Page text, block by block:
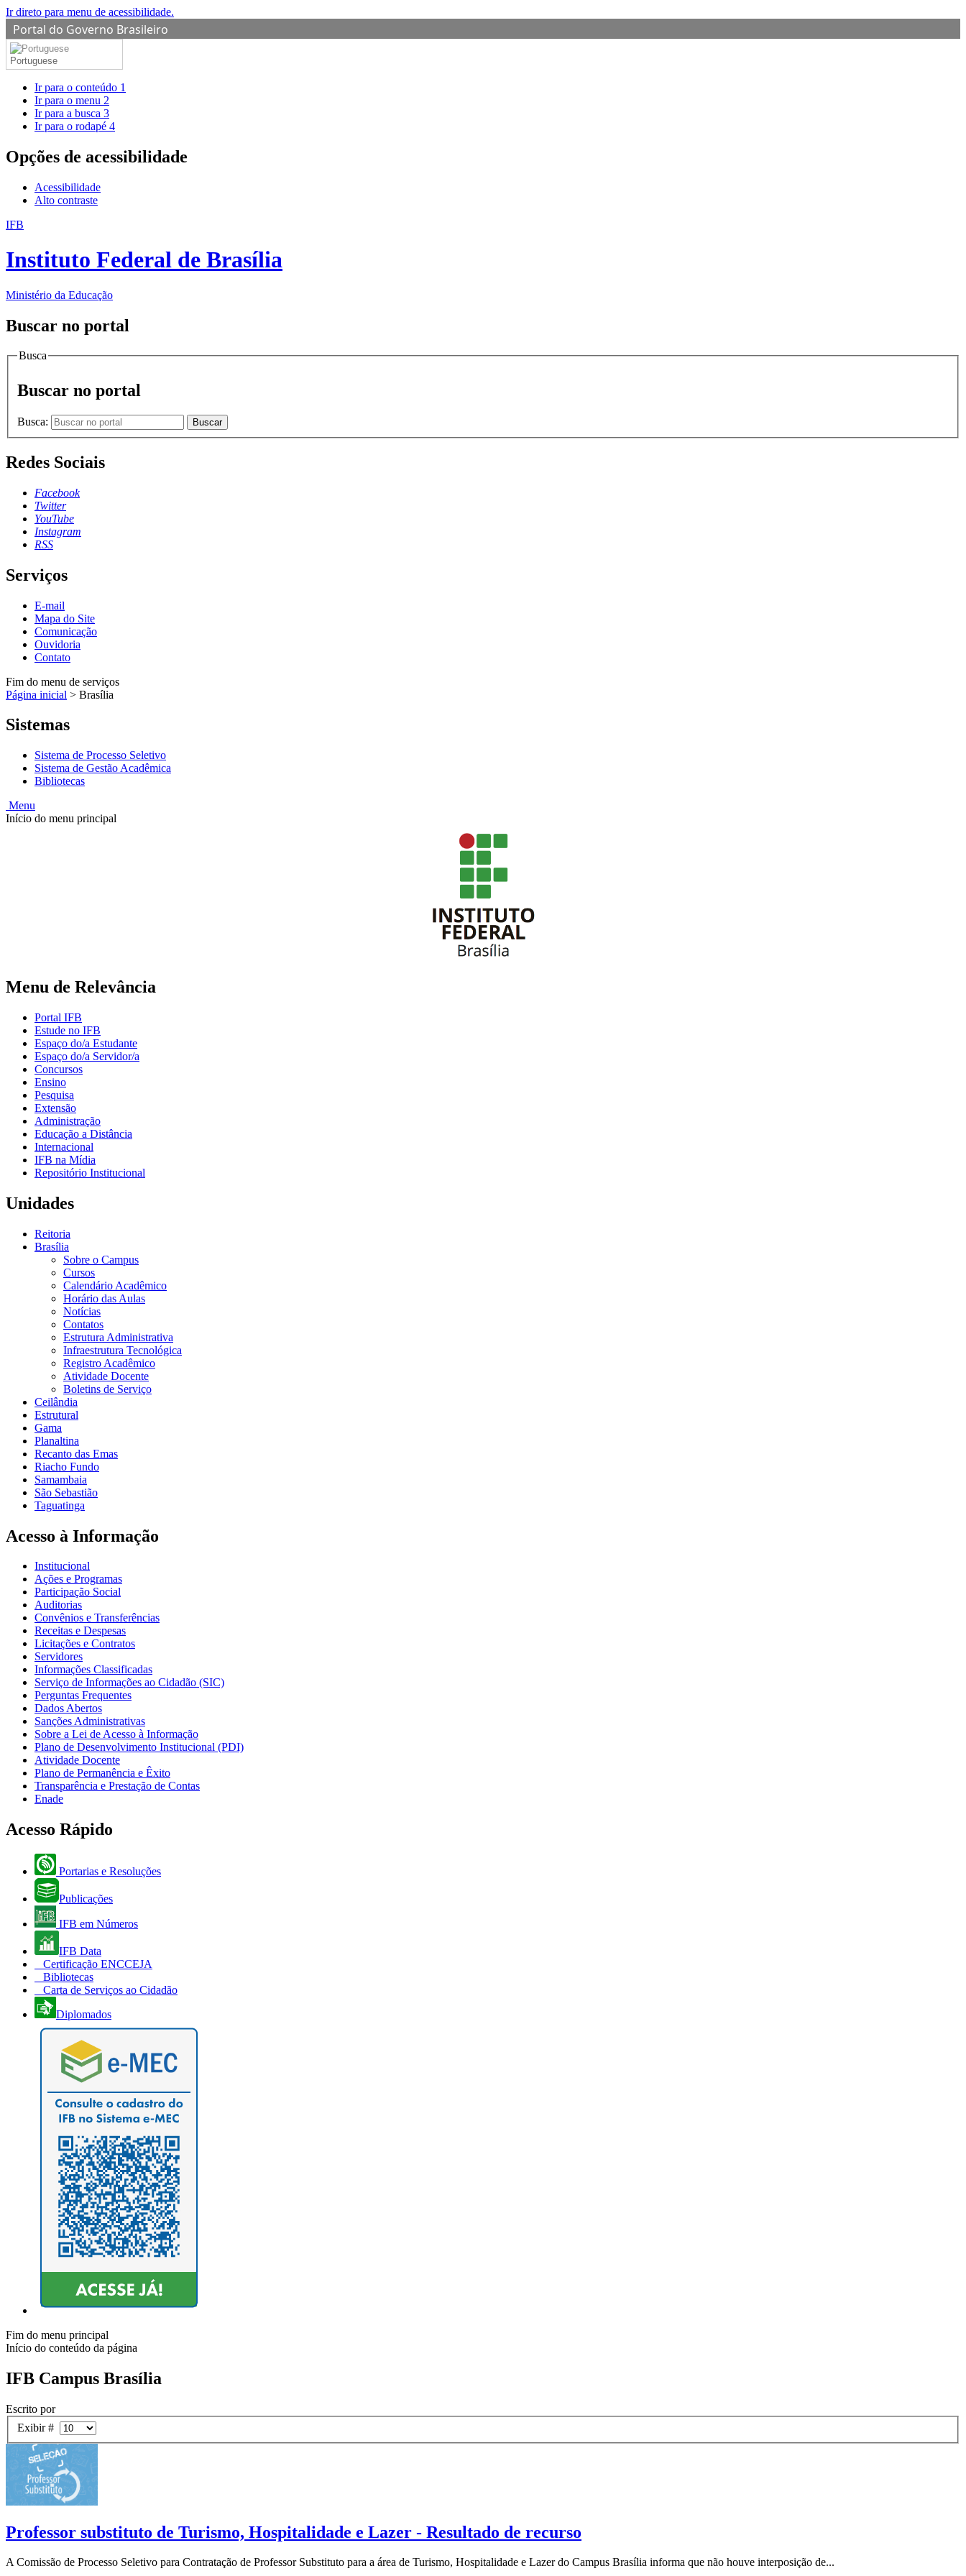
Ir direto para menu de acessibilidade.
Portal do Governo Brasileiro
Portuguese
Ir para o conteúdo 1
Ir para o menu 2
Ir para a busca 3
Ir para o rodapé 4
Opções de acessibilidade
Acessibilidade
Alto contraste
IFB
Instituto Federal de Brasília
Ministério da Educação
Buscar no portal
Busca
Buscar no portal
Busca: Buscar
Redes Sociais
Facebook
Twitter
YouTube
Instagram
RSS
Serviços
E-mail
Mapa do Site
Comunicação
Ouvidoria
Contato
Fim do menu de serviços
Página inicial > Brasília
Sistemas
Sistema de Processo Seletivo
Sistema de Gestão Acadêmica
Bibliotecas
Menu
Início do menu principal
Menu de Relevância
Portal IFB
Estude no IFB
Espaço do/a Estudante
Espaço do/a Servidor/a
Concursos
Ensino
Pesquisa
Extensão
Administração
Educação a Distância
Internacional
IFB na Mídia
Repositório Institucional
Unidades
Reitoria
Brasília
Sobre o Campus
Cursos
Calendário Acadêmico
Horário das Aulas
Notícias
Contatos
Estrutura Administrativa
Infraestrutura Tecnológica
Registro Acadêmico
Atividade Docente
Boletins de Serviço
Ceilândia
Estrutural
Gama
Planaltina
Recanto das Emas
Riacho Fundo
Samambaia
São Sebastião
Taguatinga
Acesso à Informação
Institucional
Ações e Programas
Participação Social
Auditorias
Convênios e Transferências
Receitas e Despesas
Licitações e Contratos
Servidores
Informações Classificadas
Serviço de Informações ao Cidadão (SIC)
Perguntas Frequentes
Dados Abertos
Sanções Administrativas
Sobre a Lei de Acesso à Informação
Plano de Desenvolvimento Institucional (PDI)
Atividade Docente
Plano de Permanência e Êxito
Transparência e Prestação de Contas
Enade
Acesso Rápido
Portarias e Resoluções
Publicações
IFB em Números
IFB Data
Certificação ENCCEJA
Bibliotecas
Carta de Serviços ao Cidadão
Diplomados
Fim do menu principal
Início do conteúdo da página
IFB Campus Brasília
Escrito por
Exibir #
Professor substituto de Turismo, Hospitalidade e Lazer - Resultado de recurso
A Comissão de Processo Seletivo para Contratação de Professor Substituto para a área de Turismo, Hospitalidade e Lazer do Campus Brasília informa que não houve interposição de...